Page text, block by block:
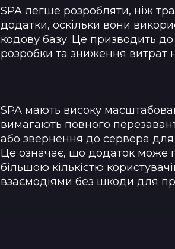
SPA легше розробляти, ніж
додатки, оскільки вони
кодову базу. Це призводить
розробки та зниження витрат
SPA мають високу
вимагають повного
або звернення до сервера для
Це означає, що додаток може
більшою кількістю
взаємодіями без шкоди для